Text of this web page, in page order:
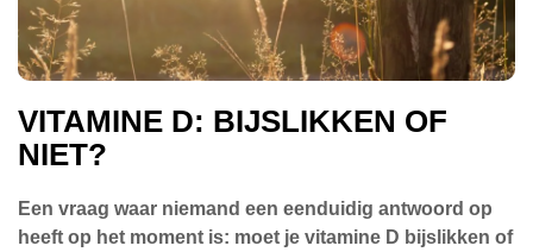
VITAMINE D: BIJSLIKKEN OF
NIET?
Een vraag waar niemand een eenduidig antwoord op
heeft op het moment is: moet je vitamine D bijslikken of